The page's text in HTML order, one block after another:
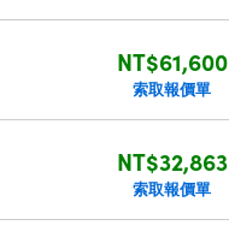
NT$61,600
索取報價單
NT$32,863
索取報價單